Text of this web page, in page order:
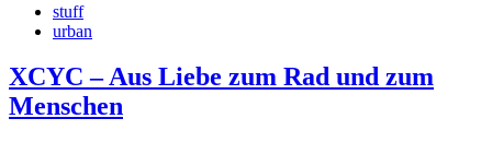
stuff
urban
XCYC – Aus Liebe zum Rad und zum
Menschen